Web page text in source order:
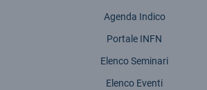
Agenda Indico
Portale INFN
Elenco Seminari
Elenco Eventi